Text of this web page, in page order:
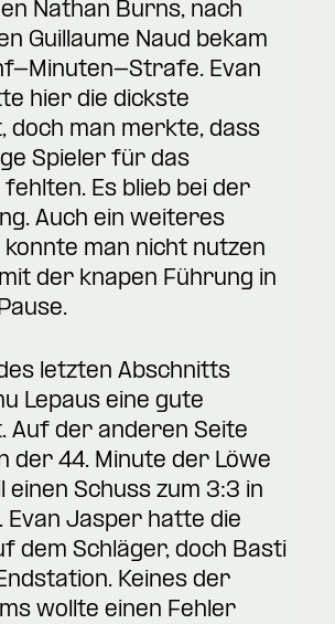
Nathan Burns, nach
Guillaume Naud bekam
Minuten-Strafe. Evan
hier die dickste
doch man merkte, dass
Spieler für das
Es blieb bei der
Auch ein weiteres
man nicht nutzen
der knapen Führung in
letzten Abschnitts
Lepaus eine gute
Auf der anderen Seite
der 44. Minute der Löwe
einen Schuss zum 3:3 in
Evan Jasper hatte die
dem Schläger, doch Basti
Keines der
wollte einen Fehler